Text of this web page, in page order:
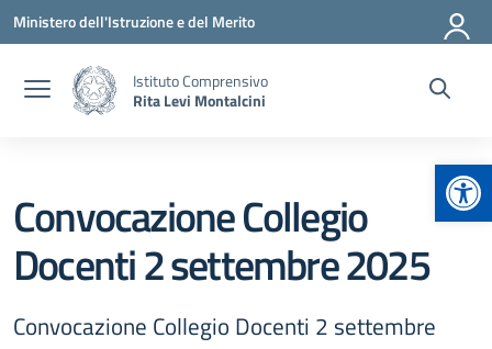
Vai ai contenuti
Vai al menu di navigazione
Vai al footer
Ministero dell'Istruzione e del Merito
Istituto Comprensivo
Rita Levi Montalcini
Convocazione Collegio
Docenti 2 settembre 2025
Convocazione Collegio Docenti 2 settembre